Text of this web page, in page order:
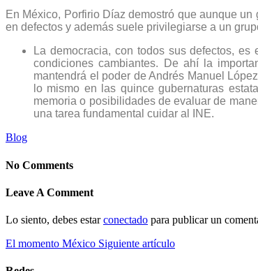
En México, Porfirio Díaz demostró que aunque
en defectos y además suele privilegiarse a un
La democracia, con todos sus defectos,
condiciones cambiantes. De ahí la
mantendrá el poder de Andrés Manuel
lo mismo en las quince gubernaturas
memoria o posibilidades de evaluar de
una tarea fundamental cuidar al INE.
Blog
No Comments
Leave A Comment
Lo siento, debes estarconectado para publicar un
El momento México Siguiente artículo